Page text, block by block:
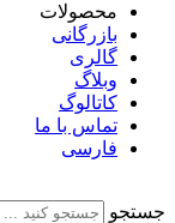
محصولات
بازرگانی
گالری
وبلاگ
کاتالوگ
تماس با ما
فارسی
جستجو